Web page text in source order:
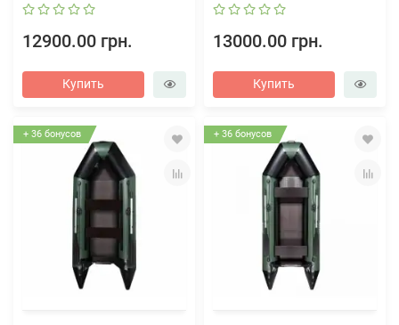
12900.00 грн.
Купить
13000.00 грн.
Купить
+ 36 бонусов + 36 бонусов